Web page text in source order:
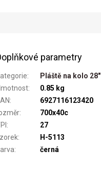
parametry
:
Pláště na kolo 28"
:
0.85 kg
:
6927116123420
:
700x40c
:
27
:
H-5113
: černá